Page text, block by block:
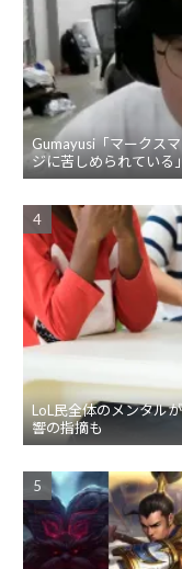
Gumayusi「マークス
ジに苦しめられている
LoL民全体のメンタル
響の指摘も